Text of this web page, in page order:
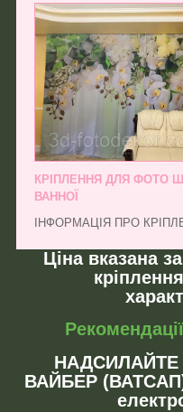
КРІПЛЕННЯ ДЛЯ ФОТО
ВАННОЇ
ІНФОРМАЦІЯ ПРО
Ціна вказана
НАДСИЛАЙТЕ
ВАЙБЕР (ВАТСАП)